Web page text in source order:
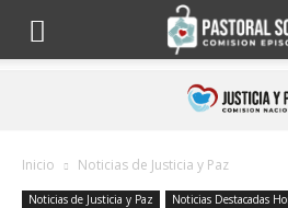
Inicio Noticias de Justicia y Paz
Noticias de Justicia y Paz Noticias Destacadas